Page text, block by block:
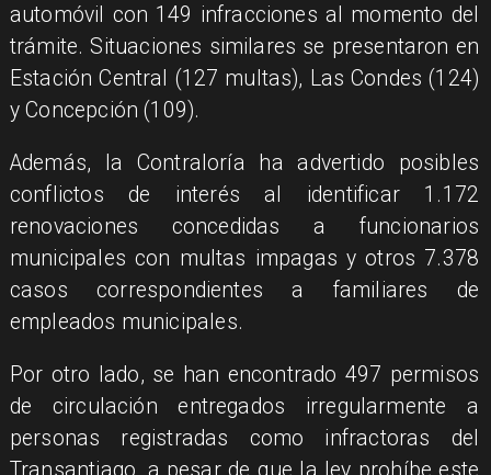
automóvil con 149 infracciones al momento del
trámite. Situaciones similares se presentaron en
Estación Central (127 multas), Las Condes (124)
y Concepción (109).
Además, la Contraloría ha advertido posibles
conflictos de interés al identificar 1.172
renovaciones concedidas a funcionarios
municipales con multas impagas y otros 7.378
casos correspondientes a familiares de
empleados municipales.
Por otro lado, se han encontrado 497 permisos
de circulación entregados irregularmente a
personas registradas como infractoras del